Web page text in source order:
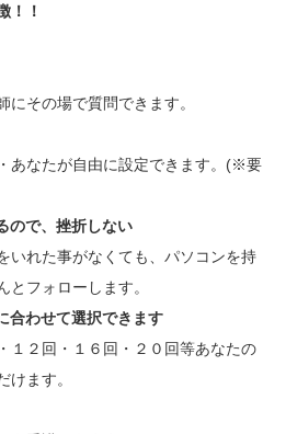
！！
にその場で質問できます。
あなたが自由に設定できます。(※要
ので、挫折しない
いれた事がなくても、パソコンを持
とフォローします。
合わせて選択できます
１２回・１６回・２０回等あなたの
けます。